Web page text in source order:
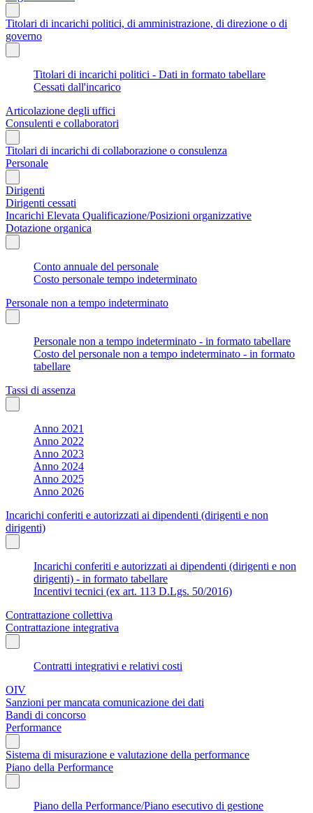
Titolari di incarichi politici, di amministrazione, di direzione o di
governo
Titolari di incarichi politici - Dati in formato tabellare
Cessati dall'incarico
Articolazione degli uffici
Consulenti e collaboratori
Titolari di incarichi di collaborazione o consulenza
Personale
Dirigenti
Dirigenti cessati
Incarichi Elevata Qualificazione/Posizioni organizzative
Dotazione organica
Conto annuale del personale
Costo personale tempo indeterminato
Personale non a tempo indeterminato
Personale non a tempo indeterminato - in formato tabellare
Costo del personale non a tempo indeterminato - in formato
tabellare
Tassi di assenza
Anno 2021
Anno 2022
Anno 2023
Anno 2024
Anno 2025
Anno 2026
Incarichi conferiti e autorizzati ai dipendenti (dirigenti e non
dirigenti)
Incarichi conferiti e autorizzati ai dipendenti (dirigenti e non
dirigenti) - in formato tabellare
Incentivi tecnici (ex art. 113 D.Lgs. 50/2016)
Contrattazione collettiva
Contrattazione integrativa
Contratti integrativi e relativi costi
OIV
Sanzioni per mancata comunicazione dei dati
Bandi di concorso
Performance
Sistema di misurazione e valutazione della performance
Piano della Performance
Piano della Performance/Piano esecutivo di gestione